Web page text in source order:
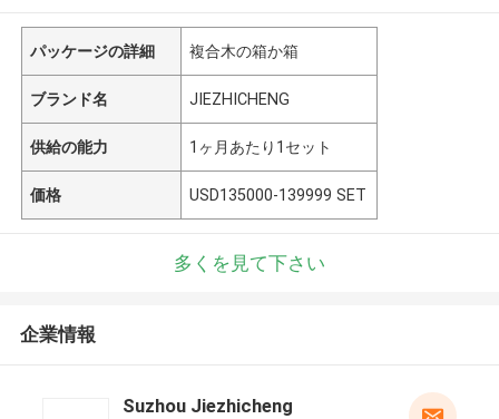
パッケージの詳細 複合木の箱か箱
ブランド名 JIEZHICHENG
供給の能力 1ヶ月あたり1セット
価格 USD135000-139999 SET
多くを見て下さい
企業情報
Suzhou Jiezhicheng